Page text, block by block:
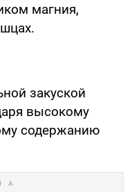
магния,
закуской
высокому
содержанию